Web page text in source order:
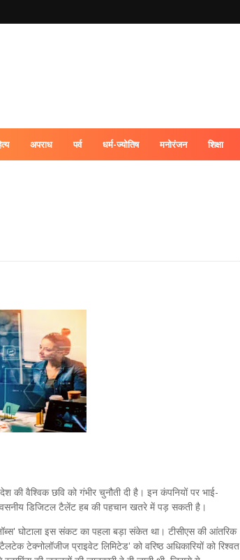
अपराध पर्व धर्म-ज्योतिष मनोरंजन शिक्षा
की वैश्विक छवि को गंभीर चुनौती दी है। इन कंपनियों पर भाई-
डिजिटल टैलेंट हब की पहचान खतरे में पड़ सकती है।
घोटाला इस संकट का पहला बड़ा संकेत था। टीसीएस की आंतरिक
टेक्नोलॉजीज प्राइवेट लिमिटेड' को वरिष्ठ अधिकारियों को रिश्वत